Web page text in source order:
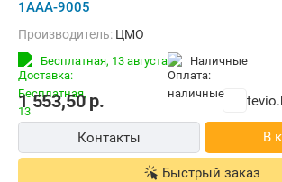
1ААА-9005
Производитель: ЦМО
Бесплатная, 13 августа наличные
1 553,50р.
Контакты В
Быстрый заказ